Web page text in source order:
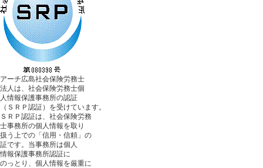
アーチ広島社会保険労務士
法人は、社会保険労務士個
人情報保護事務所の認証
（ＳＲＰ認証）を受けています。
ＳＲＰ認証は、社会保険労務
士事務所の個人情報を取り
扱う上での「信用・信頼」の
証です。当事務所は個人
情報保護事務所認証に
のっとり、個人情報を厳重に